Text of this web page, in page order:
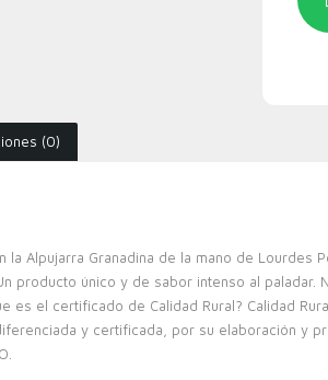
(0)
la Alpujarra Granadina de la mano de
producto único y de sabor intenso al
es el certificado de Calidad Rural? Calidad
y certificada, por su elaboración y